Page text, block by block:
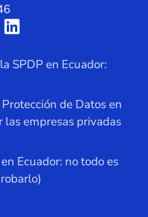
SPDP en Ecuador:
de Datos en
las empresas privadas
Ecuador: no todo es